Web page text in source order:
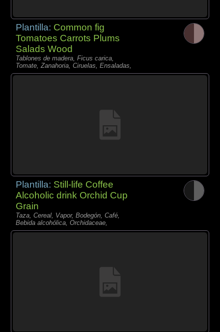
Plantilla: Common fig
Tomatoes Carrots Plums
Salads Wood
Tablones de madera, Ficus carica,
Tomate, Zanahoria, Ciruelas, Ensaladas,
Plantilla: Still-life Coffee
Alcoholic drink Orchid Cup
Grain
Taza, Cereal, Vapor, Bodegón, Café,
Bebida alcohólica, Orchidaceae,